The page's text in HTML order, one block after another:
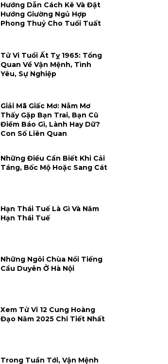
Hướng Dẫn Cách Kê Và Đặt
Hướng Giường Ngủ Hợp
Phong Thuỷ Cho Tuổi Tuất
Tử Vi Tuổi Ất Tỵ 1965: Tổng
Quan Về Vận Mệnh, Tình
Yêu, Sự Nghiệp
Giải Mã Giấc Mơ: Nằm Mơ
Thấy Gặp Bạn Trai, Bạn Cũ
Điềm Báo Gì, Lành Hay Dữ?
Con Số Liên Quan
Những Điều Cần Biết Khi Cải
Táng, Bốc Mộ Hoặc Sang Cát
Hạn Thái Tuế Là Gì Và Năm
Hạn Thái Tuế
Những Ngôi Chùa Nổi Tiếng
Cầu Duyên Ở Hà Nội
Xem Tử Vi 12 Cung Hoàng
Đạo Năm 2025 Chi Tiết Nhất
Trong Tuần Tới, Vận Mệnh